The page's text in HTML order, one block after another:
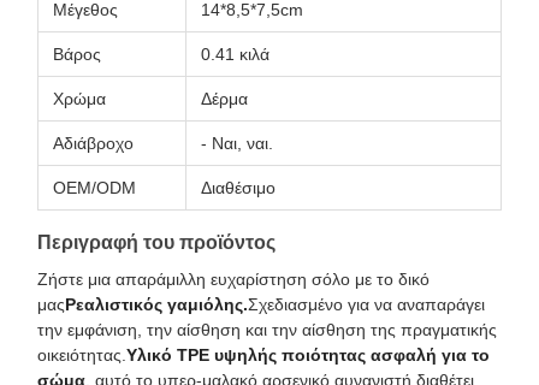
Μέγεθος 14*8,5*7,5cm
Βάρος 0.41 κιλά
Χρώμα Δέρμα
Αδιάβροχο - Ναι, ναι.
OEM/ODM Διαθέσιμο
Περιγραφή του προϊόντος
Ζήστε μια απαράμιλλη ευχαρίστηση σόλο με το δικό
μαςΡεαλιστικός γαμιόλης.Σχεδιασμένο για να αναπαράγει
την εμφάνιση, την αίσθηση και την αίσθηση της πραγματικής
οικειότητας. Υλικό TPE υψηλής ποιότητας ασφαλή για το
σώμα , αυτό το υπερ-μαλακό αρσενικό αυνανιστή διαθέτει